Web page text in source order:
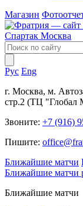
Магазин
Рус Eng
г. Москва, м.
стр.2 (ТЦ "Глобал
Звоните: +7 (916)
Пишите:
Ближайшие матчи
Ближайшие матчи
Ближайшие матчи